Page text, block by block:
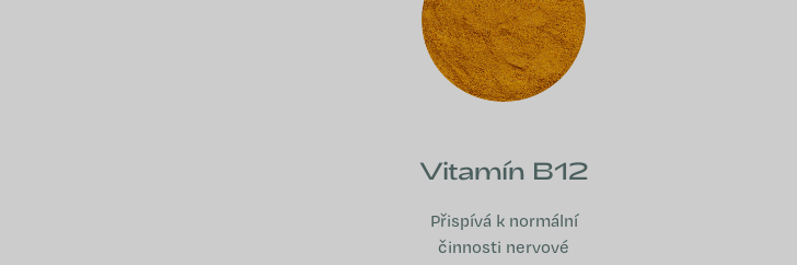
Vitamín B12
Přispívá k normální
činnosti nervové